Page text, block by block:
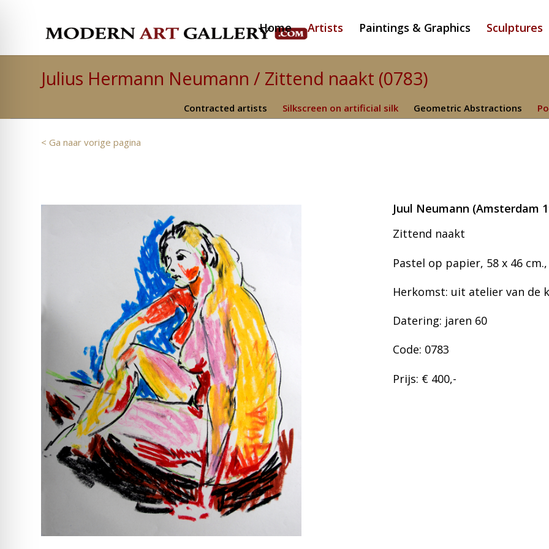
Home Artists Paintings & Graphics Sculptures
Julius Hermann Neumann / Zittend naakt (0783)
Contracted artists Silkscreen on artificial silk Geometric Abstractions
< Ga naar vorige pagina
Juul Neumann (Amsterdam
Zittend naakt
Pastel op papier, 58 x 46
Herkomst: uit atelier van de
Datering: jaren 60
Code: 0783
Prijs: € 400,-